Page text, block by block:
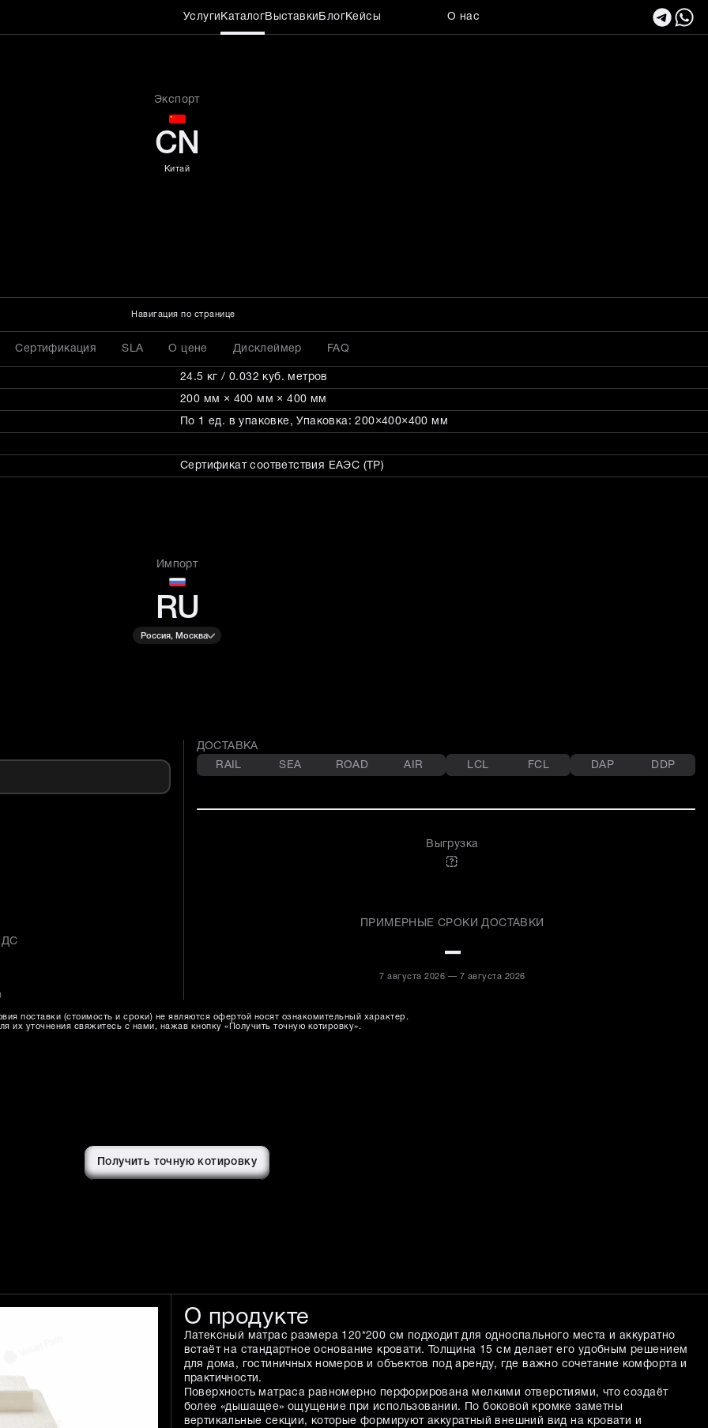
Услуги КаталогВыставки БлогКейсы О нас
см толщиной 15 см
Экспорт
CN
Китай
Навигация по странице
Сертификация SLA О цене Дисклеймер FAQ
24.5 кг / 0.032 куб. метров
200 мм × 400 мм × 400 мм
По 1 ед. в упаковке, Упаковка: 200×400×400 мм
Сертификат соответствия ЕАЭС (ТР)
Импорт
RU
Россия, Москва
)
ДОСТАВКА
RAIL
SEA ROAD AIR LCL FCL DAP DDP
Выгрузка
ПРИМЕРНЫЕ СРОКИ ДОСТАВКИ
–
7 августа 2026 — 7 августа 2026
поставки (стоимость и сроки) не являются офертой носят ознакомительный характер.
их уточнения свяжитесь с нами, нажав кнопку «Получить точную котировку».
Получить точную котировку
О продукте
Латексный матрас размера 120*200 см подходит для односпального места и аккуратно
встаёт на стандартное основание кровати. Толщина 15 см делает его удобным решением
для дома, гостиничных номеров и объектов под аренду, где важно сочетание комфорта и
практичности.
Поверхность матраса равномерно перфорирована мелкими отверстиями, что создаёт
более «дышащее» ощущение при использовании. По боковой кромке заметны
вертикальные секции, которые формируют аккуратный внешний вид на кровати и